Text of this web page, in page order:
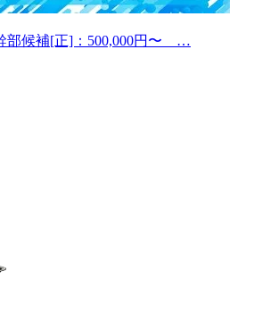
候補[正]：500,000円〜 …